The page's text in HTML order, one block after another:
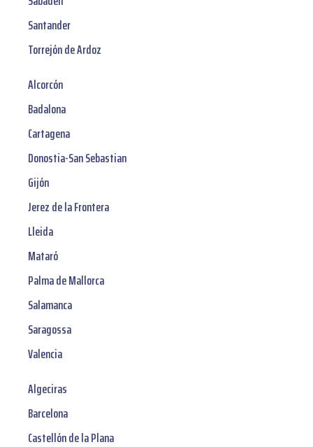
Santander
Torrejón de Ardoz
Alcorcón
Badalona
Cartagena
Donostia-San Sebastian
Gijón
Jerez de la Frontera
Lleida
Mataró
Palma de Mallorca
Salamanca
Saragossa
Valencia
Algeciras
Barcelona
Castellón de la Plana